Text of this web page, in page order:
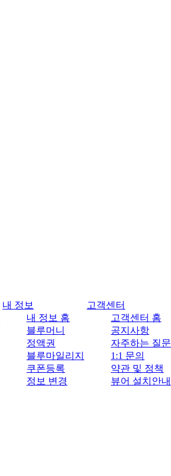
내 정보
내 정보 홈
블루머니
정액권
블루마일리지
쿠폰등록
정보 변경
고객센터
고객센터 홈
공지사항
자주하는 질문
1:1 문의
약관 및 정책
뷰어 설치안내